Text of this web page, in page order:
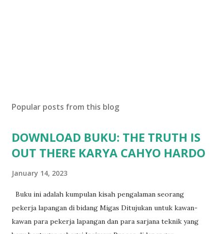
Popular posts from this blog
DOWNLOAD BUKU: THE TRUTH IS
OUT THERE KARYA CAHYO HARDO
January 14, 2023
Buku ini adalah kumpulan kisah pengalaman seorang
pekerja lapangan di bidang Migas Ditujukan untuk kawan-
kawan para pekerja lapangan dan para sarjana teknik yang